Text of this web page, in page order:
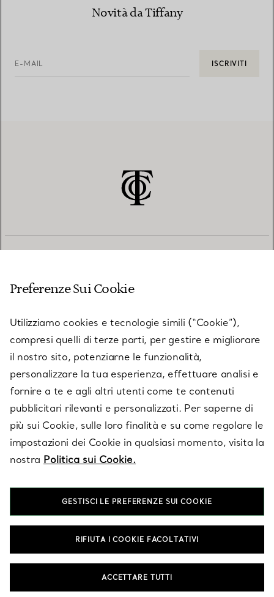
Novità da Tiffany
E-MAIL ISCRIVITI
SU TIFFANY & CO.
LEGALE
SEGUICI
T&Co. 2026
Preferenze Sui Cookie
Utilizziamo cookies e tecnologie simili (“Cookie”),
compresi quelli di terze parti, per gestire e migliorare
il nostro sito, potenziarne le funzionalità,
personalizzare la tua esperienza, effettuare analisi e
fornire a te e agli altri utenti come te contenuti
pubblicitari rilevanti e personalizzati. Per saperne di
più sui Cookie, sulle loro finalità e su come regolare le
impostazioni dei Cookie in qualsiasi momento, visita la
nostra Politica sui Cookie.
GESTISCI LE PREFERENZE SUI COOKIE
RIFIUTA I COOKIE FACOLTATIVI
ACCETTARE TUTTI